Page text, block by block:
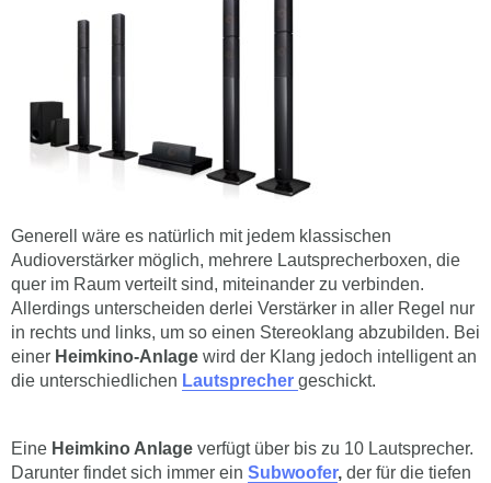
Generell wäre es natürlich mit jedem klassischen
Audioverstärker möglich, mehrere Lautsprecherboxen, die
quer im Raum verteilt sind, miteinander zu verbinden.
Allerdings unterscheiden derlei Verstärker in aller Regel nur
in rechts und links, um so einen Stereoklang abzubilden. Bei
einer Heimkino-Anlage wird der Klang jedoch intelligent an
die unterschiedlichen Lautsprecher geschickt.
Eine Heimkino Anlage verfügt über bis zu 10 Lautsprecher.
Darunter findet sich immer ein Subwoofer, der für die tiefen